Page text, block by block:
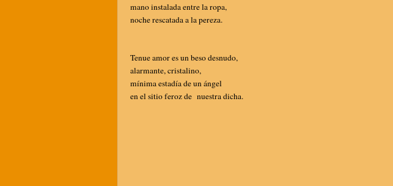
mano instalada entre la ropa,
noche rescatada a la pereza.
Tenue amor es un beso desnudo,
alarmante, cristalino,
mínima estadía de un ángel
en el sitio feroz de nuestra dicha.